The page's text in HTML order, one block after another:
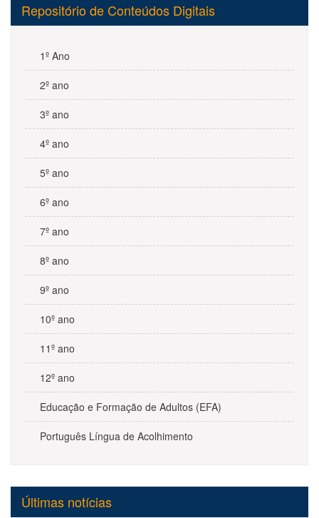
Repositório de Conteúdos Digitais
1º Ano
2º ano
3º ano
4º ano
5º ano
6º ano
7º ano
8º ano
9º ano
10º ano
11º ano
12º ano
Educação e Formação de Adultos (EFA)
Português Língua de Acolhimento
Últimas notícias